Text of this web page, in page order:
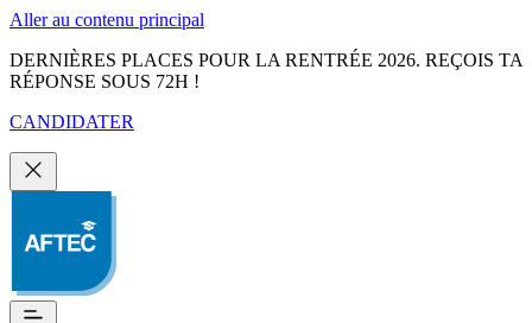
Aller au contenu principal
DERNIÈRES PLACES POUR LA RENTRÉE 2026. REÇOIS TA
RÉPONSE SOUS 72H !
CANDIDATER